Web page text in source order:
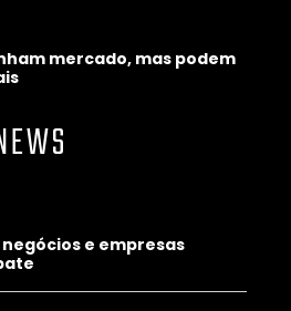
mercado, mas podem
e empresas